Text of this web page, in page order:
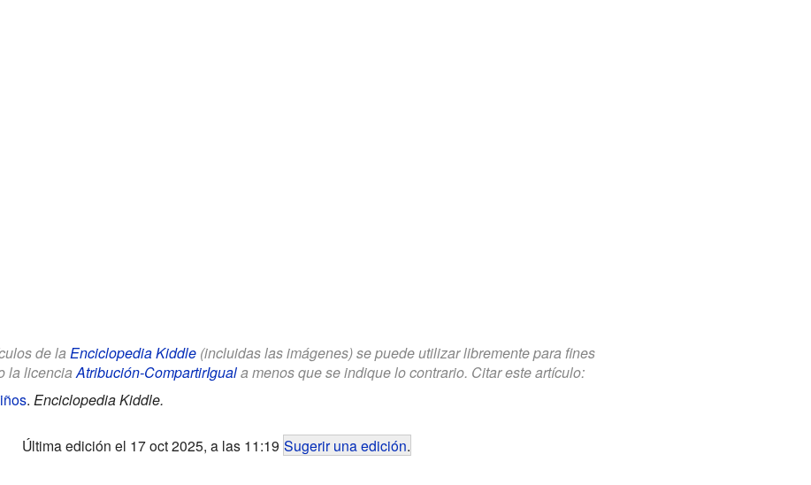
de la Enciclopedia Kiddle(incluidas las imágenes) se puede utilizar libremente para fines
la licencia Atribución-CompartirIguala menos que se indique lo contrario. Citar este artículo:
. Enciclopedia Kiddle.
Última edición el 17 oct 2025, a las 11:19 Sugerir una edición.